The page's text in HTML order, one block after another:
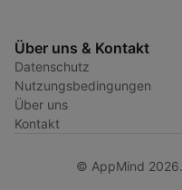
Über uns & Kontakt
Datenschutz
Nutzungsbedingungen
Über uns
Kontakt
© AppMind